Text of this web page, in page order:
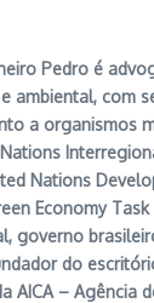
Pedro é
ambiental, com
a organismos
Nations
Economy
governo
do
AICA – Agência